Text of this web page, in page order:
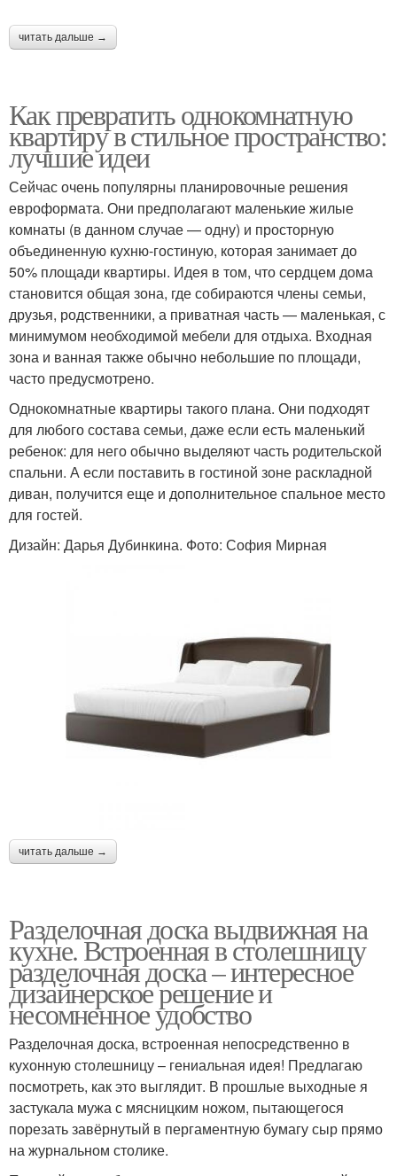
читать дальше →
Как превратить однокомнатную
квартиру в стильное пространство:
лучшие идеи
Сейчас очень популярны планировочные решения
евроформата. Они предполагают маленькие жилые
комнаты (в данном случае — одну) и просторную
объединенную кухню-гостиную, которая занимает до
50% площади квартиры. Идея в том, что сердцем дома
становится общая зона, где собираются члены семьи,
друзья, родственники, а приватная часть — маленькая, с
минимумом необходимой мебели для отдыха. Входная
зона и ванная также обычно небольшие по площади,
часто предусмотрено.
Однокомнатные квартиры такого плана. Они подходят
для любого состава семьи, даже если есть маленький
ребенок: для него обычно выделяют часть родительской
спальни. А если поставить в гостиной зоне раскладной
диван, получится еще и дополнительное спальное место
для гостей.
Дизайн: Дарья Дубинкина. Фото: София Мирная
читать дальше →
Разделочная доска выдвижная на
кухне. Встроенная в столешницу
разделочная доска – интересное
дизайнерское решение и
несомненное удобство
Разделочная доска, встроенная непосредственно в
кухонную столешницу – гениальная идея! Предлагаю
посмотреть, как это выглядит. В прошлые выходные я
застукала мужа с мясницким ножом, пытающегося
порезать завёрнутый в пергаментную бумагу сыр прямо
на журнальном столике.